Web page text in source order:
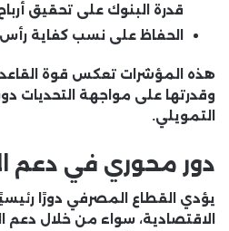
قدرة البنوك على تحقيق
الحفاظ على نسب كفاية رأس
هذه المؤشرات تعكس قوة القاعدة
وقدرتها على مواجهة التحديات
التمويلي.
دور محوري في دعم
يؤدي القطاع المصرفي دورًا
الاقتصادية، سواء من خلال دعم